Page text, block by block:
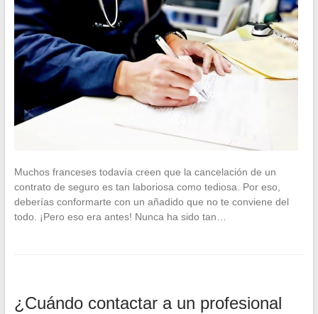
Muchos franceses todavía creen que la cancelación de un
contrato de seguro es tan laboriosa como tediosa. Por eso,
deberías conformarte con un añadido que no te conviene del
todo. ¡Pero eso era antes! Nunca ha sido tan…
¿Cuándo contactar a un profesional